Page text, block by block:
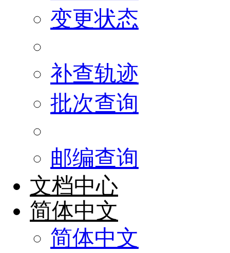
变更状态
补查轨迹
批次查询
邮编查询
文档中心
简体中文
简体中文